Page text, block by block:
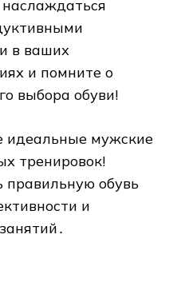
в ваших
и помните о
выбора обуви!
идеальные мужские
тренировок!
правильную обувь
и